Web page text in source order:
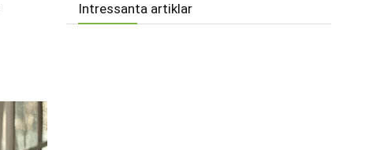
Intressanta artiklar